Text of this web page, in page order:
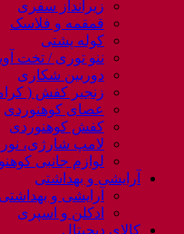
زیرانداز سفری
قمقمه و فلاسک
کوله پشتی
ننو توری / تخت
دوربین شکاری
زنجیر کفش (
عصای کوهنوردی
کفش کوهنوردی
لامپ شارژی،
لوازم جانبی
آرایشی و بهداشتی
آرایشی و بهداشتی
ادکلن و اسپری
کالای دیجیتال